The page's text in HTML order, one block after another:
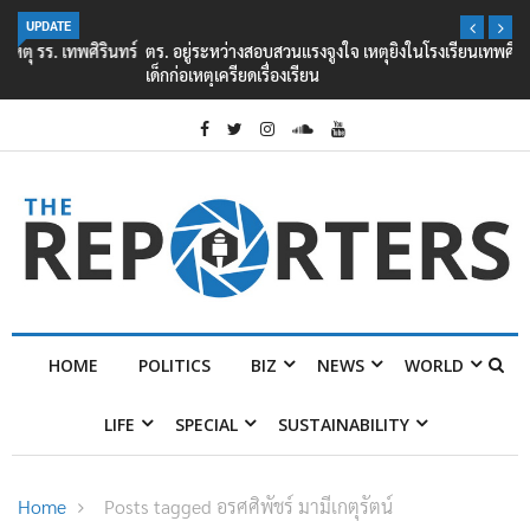
UPDATE
ตร. อยู่ระหว่างสอบสวนแรงจูงใจ เหตุยิงในโรงเรียนเทพศิรินทร์ นนทบุรี พบ
เด็กก่อเหตุเครียดเรื่องเรียน
HOME POLITICS BIZ NEWS WORLD
LIFE SPECIAL SUSTAINABILITY
Home Posts tagged อรศศิพัชร์ มามีเกตุรัตน์